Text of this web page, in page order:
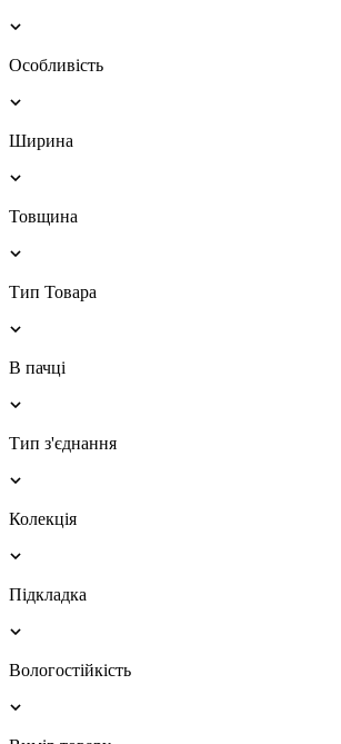
Особливість
Ширина
Товщина
Тип Товара
В пачці
Тип з'єднання
Колекція
Підкладка
Вологостійкість